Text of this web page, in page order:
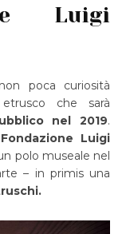
Luigi
poca curiosità
che sarà
nel 2019.
Fondazione Luigi
polo museale nel
– in primis una